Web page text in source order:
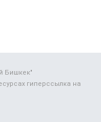
Бишкек"
гиперссылка на